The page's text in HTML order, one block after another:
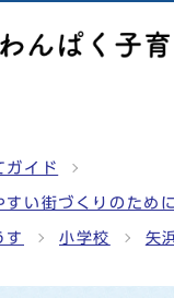
ガイド
い街づくりのために
す 小学校 矢